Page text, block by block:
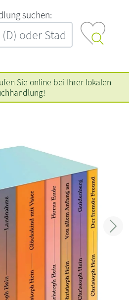
‍s‍u‍c‍h‍e‍n‍:‍
Sie online bei Ihrer lokalen